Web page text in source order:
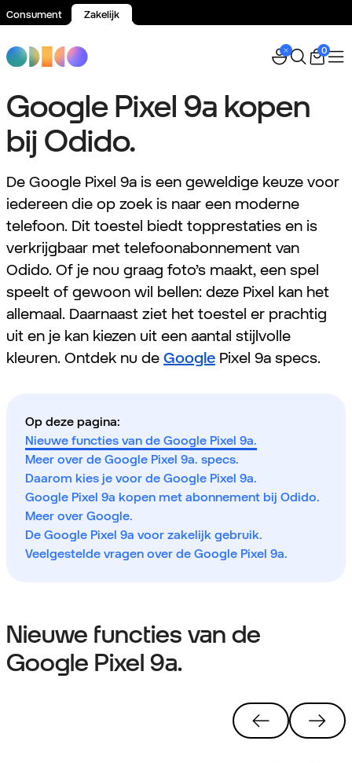
Consument Zakelijk
0
Google Pixel 9a kopen
bij Odido.
De Google Pixel 9a is een geweldige keuze voor
iedereen die op zoek is naar een moderne
telefoon. Dit toestel biedt topprestaties en is
verkrijgbaar met telefoonabonnement van
Odido. Of je nou graag foto’s maakt, een spel
speelt of gewoon wil bellen: deze Pixel kan het
allemaal. Daarnaast ziet het toestel er prachtig
uit en je kan kiezen uit een aantal stijlvolle
kleuren. Ontdek nu de Google Pixel 9a specs.
Op deze pagina:
Nieuwe functies van de Google Pixel 9a.
Meer over de Google Pixel 9a. specs.
Daarom kies je voor de Google Pixel 9a.
Google Pixel 9a kopen met abonnement bij Odido.
Meer over Google.
De Google Pixel 9a voor zakelijk gebruik.
Veelgestelde vragen over de Google Pixel 9a.
Nieuwe functies van de
Google Pixel 9a.